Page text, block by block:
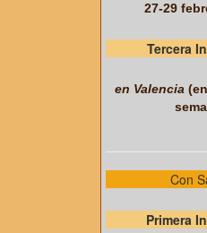
27-29
Tercera
en Valencia
Con
Primera